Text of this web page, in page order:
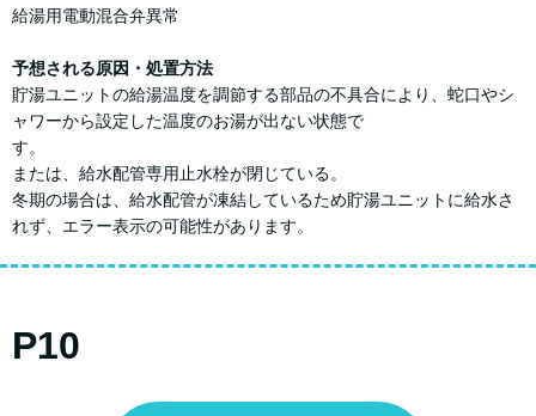
給湯用電動混合弁異常
予想される原因・処置方法
貯湯ユニットの給湯温度を調節する部品の不具合により、蛇口やシ
ャワーから設定した温度のお湯が出ない状態で
す。
または、給水配管専用止水栓が閉じている。
冬期の場合は、給水配管が凍結しているため貯湯ユニットに給水さ
れず、エラー表示の可能性があります。
P10